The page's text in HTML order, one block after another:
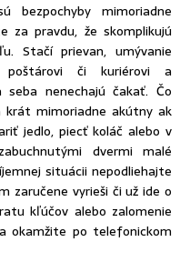
bezpochyby mimoriadne
za pravdu, že skomplikujú
Stačí prievan, umývanie
poštárovi či kuriérovi a
nenechajú čakať. Čo
mimoriadne akútny ak
jedlo, piecť koláč alebo v
dvermi malé
situácii nepodliehajte
zaručene vyrieši či už ide o
kľúčov alebo zalomenie
okamžite po telefonickom